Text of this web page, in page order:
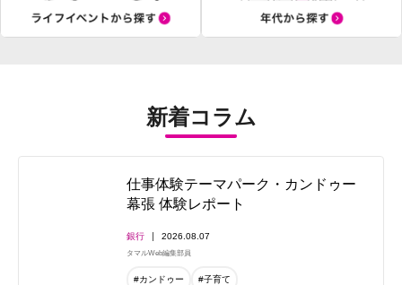
新着コラム
仕事体験テーマパーク・カンドゥー
幕張 体験レポート
銀行 2026.08.07
タマルWeb編集部員
#カンドゥー #子育て